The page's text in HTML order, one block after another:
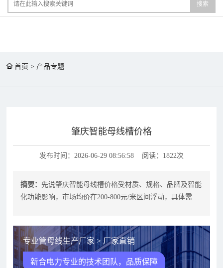
搜索
首页 > 产品专题
肇庆智能母线槽价格
发布时间：2026-06-29 08:56:58 阅读：1822次
摘要：先说肇庆智能母线槽价格受材质、规格、品牌及智能
化功能影响，市场均价在200-800元/米区间浮动，具体需结
专业管母线生产厂家 > 厂家直销
新合电力专业的技术团队，品质保障